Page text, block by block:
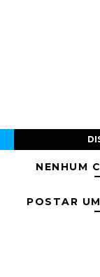
NENHUM
POSTAR